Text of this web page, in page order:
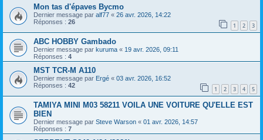
Mon tas d'épaves Bycmo
Dernier message par alf77 « 26 avr. 2026, 14:22
Réponses : 26 1 2 3
ABC HOBBY Gambado
Dernier message par kuruma « 19 avr. 2026, 09:11
Réponses : 4
MST TCR-M A110
Dernier message par Ergé « 03 avr. 2026, 16:52
Réponses : 42 1 2 3 4 5
TAMIYA MINI M03 58211 VOILA UNE VOITURE QU'ELLE EST
BIEN
Dernier message par Steve Warson « 01 avr. 2026, 14:57
Réponses : 7